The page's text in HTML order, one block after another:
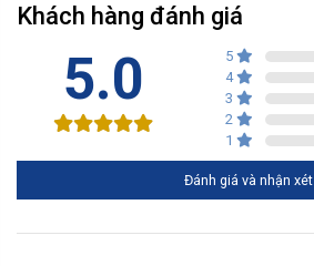
Khách hàng đánh giá
5.0 5
4
3
2
1
Đánh giá và nhận xét